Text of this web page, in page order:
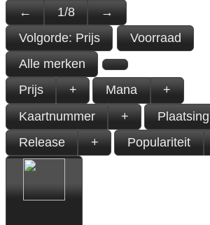
← 1/8
→
Volgorde: Prijs
Voorraad
Alle merken
Prijs
+ Mana
+
Kaartnummer
+ Plaatsing
Release
+ Populariteit